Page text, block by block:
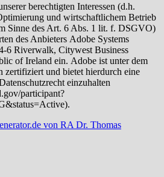
berechtigten Interessen (d.h.
und wirtschaftlichem Betrieb
Sinne des Art. 6 Abs. 1 lit. f. DSGVO)
des Anbieters Adobe Systems
6 Riverwalk, Citywest Business
of Ireland ein. Adobe ist unter dem
und bietet hierdurch eine
einzuhalten
participant?
von RA Dr. Thomas